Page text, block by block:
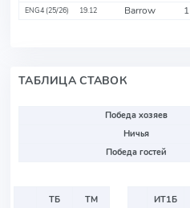
ENG4 (25/26) 19.12 Barrow 1
ТАБЛИЦА СТАВОК
Победа хозяев
Ничья
Победа гостей
ТБ
ТМ
ИТ1Б